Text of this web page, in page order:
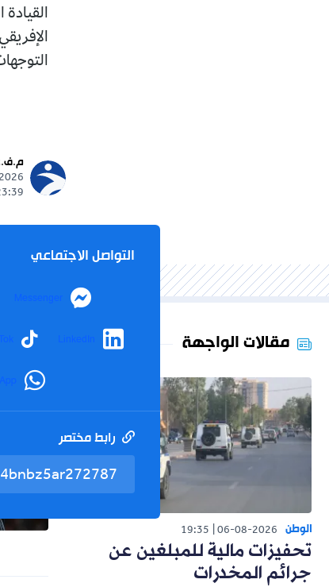
التواصل الاجتماعي
Messenger
LinkedIn
رابط مختصر
مقالات الواجهة
الوطن 06-08-2026
19:35
تحفيزات مالية للمبلغين عن
جرائم المخدرات